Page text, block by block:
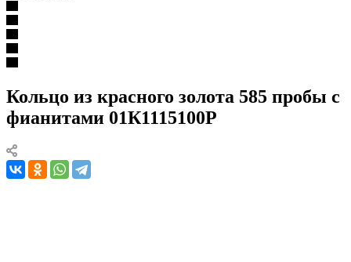
Кольцо из красного золота 585 пробы с
фианитами 01К1115100Р